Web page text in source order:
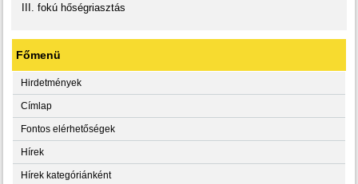
III. fokú hőségriasztás
Főmenü
Hirdetmények
Címlap
Fontos elérhetőségek
Hírek
Hírek kategóriánként